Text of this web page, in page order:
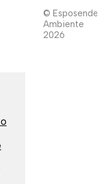
© Esposende
Ambiente
2026